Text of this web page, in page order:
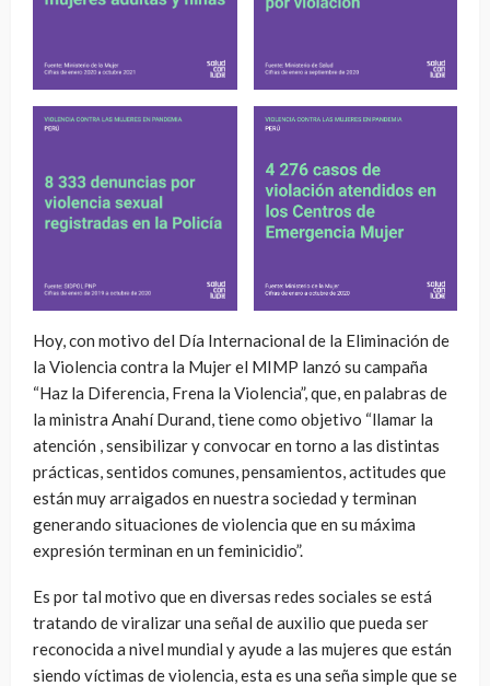
Hoy, con motivo del Día Internacional de la Eliminación de
la Violencia contra la Mujer el MIMP lanzó su campaña
“Haz la Diferencia, Frena la Violencia”, que, en palabras de
la ministra Anahí Durand, tiene como objetivo “llamar la
atención , sensibilizar y convocar en torno a las distintas
prácticas, sentidos comunes, pensamientos, actitudes que
están muy arraigados en nuestra sociedad y terminan
generando situaciones de violencia que en su máxima
expresión terminan en un feminicidio”.
Es por tal motivo que en diversas redes sociales se está
tratando de viralizar una señal de auxilio que pueda ser
reconocida a nivel mundial y ayude a las mujeres que están
siendo víctimas de violencia, esta es una seña simple que se